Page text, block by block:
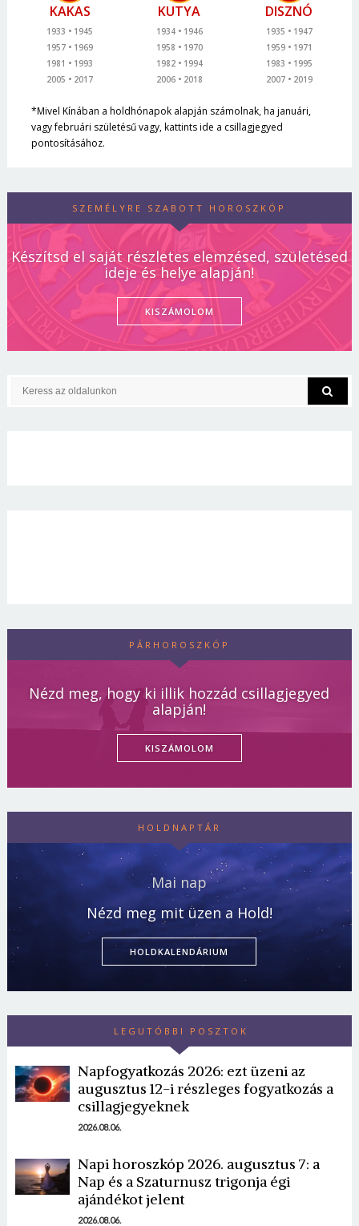
KAKAS
1933
1945
1957
1969
1981
1993
2005
2017
KUTYA
1934
1946
1958
1970
1982
1994
2006
2018
DISZNÓ
1935
1947
1959
1971
1983
1995
2007
2019
*Mivel Kínában a holdhónapok alapján számolnak, ha januári,
vagy februári születésű vagy, kattints ide a csillagjegyed
pontosításához.
SZEMÉLYRE SZABOTT HOROSZKÓP
Készítsd el saját részletes elemzésed, születésed
ideje és helye alapján!
KISZÁMOLOM
PÁRHOROSZKÓP
Nézd meg, hogy ki illik hozzád csillagjegyed
alapján!
KISZÁMOLOM
HOLDNAPTÁR
Mai nap
Nézd meg mit üzen a Hold!
HOLDKALENDÁRIUM
LEGUTÓBBI POSZTOK
Napfogyatkozás 2026: ezt üzeni az
augusztus 12-i részleges fogyatkozás a
csillagjegyeknek
2026.08.06.
Napi horoszkóp 2026. augusztus 7: a
Nap és a Szaturnusz trigonja égi
ajándékot jelent
2026.08.06.
Borsonline bejelentkezés